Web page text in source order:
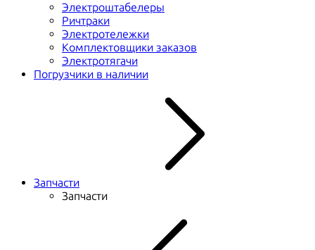
Электроштабелеры
Ричтраки
Электротележки
Комплектовщики заказов
Электротягачи
Погрузчики в наличии
Запчасти
Запчасти